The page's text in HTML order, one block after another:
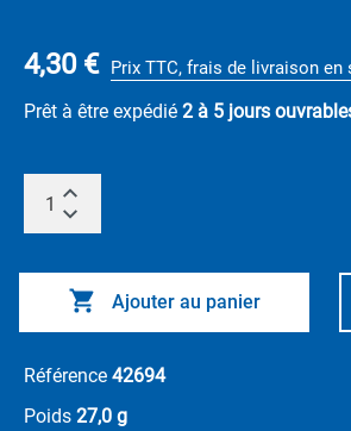
4,30 € Prix TTC, frais de livraison en
Prêt à être expédié 2 à 5 jours
Ajouter au panier
Référence 42694
Poids 27,0 g